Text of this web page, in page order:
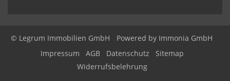
© Legrum Immobilien GmbH Powered by Immonia GmbH
Impressum
AGB Datenschutz
Sitemap
Widerrufsbelehrung